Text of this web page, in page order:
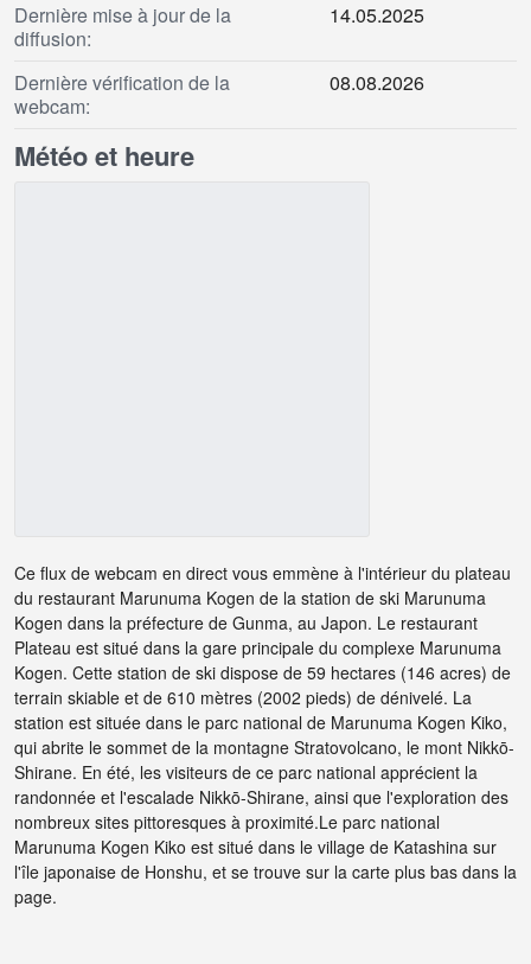
Dernière mise à jour de la
diffusion:
14.05.2025
Dernière vérification de la
webcam:
08.08.2026
Météo et heure
Ce flux de webcam en direct vous emmène à l'intérieur du plateau
du restaurant Marunuma Kogen de la station de ski Marunuma
Kogen dans la préfecture de Gunma, au Japon. Le restaurant
Plateau est situé dans la gare principale du complexe Marunuma
Kogen. Cette station de ski dispose de 59 hectares (146 acres) de
terrain skiable et de 610 mètres (2002 pieds) de dénivelé. La
station est située dans le parc national de Marunuma Kogen Kiko,
qui abrite le sommet de la montagne Stratovolcano, le mont Nikkō-
Shirane. En été, les visiteurs de ce parc national apprécient la
randonnée et l'escalade Nikkō-Shirane, ainsi que l'exploration des
nombreux sites pittoresques à proximité.Le parc national
Marunuma Kogen Kiko est situé dans le village de Katashina sur
l'île japonaise de Honshu, et se trouve sur la carte plus bas dans la
page.